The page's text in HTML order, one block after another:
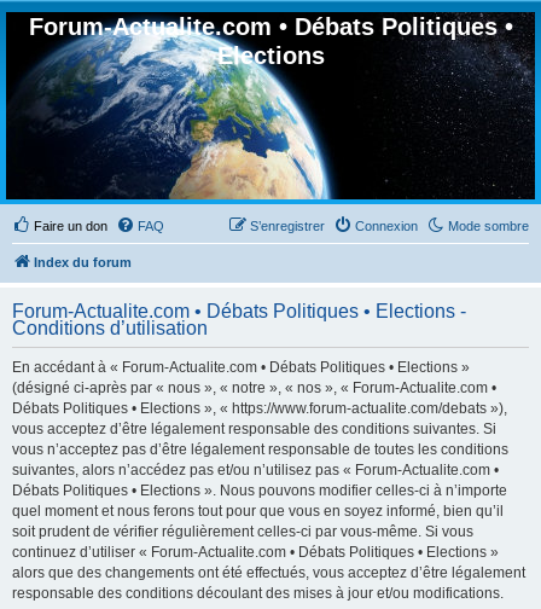
Forum-Actualite.com • Débats Politiques •
Elections
Faire un don Mode sombre
FAQ Connexion
S’enregistrer
Index du forum
Forum-Actualite.com • Débats Politiques • Elections -
Conditions d’utilisation
En accédant à « Forum-Actualite.com • Débats Politiques • Elections »
(désigné ci-après par « nous », « notre », « nos », « Forum-Actualite.com •
Débats Politiques • Elections », « https://www.forum-actualite.com/debats »),
vous acceptez d’être légalement responsable des conditions suivantes. Si
vous n’acceptez pas d’être légalement responsable de toutes les conditions
suivantes, alors n’accédez pas et/ou n’utilisez pas « Forum-Actualite.com •
Débats Politiques • Elections ». Nous pouvons modifier celles-ci à n’importe
quel moment et nous ferons tout pour que vous en soyez informé, bien qu’il
soit prudent de vérifier régulièrement celles-ci par vous-même. Si vous
continuez d’utiliser « Forum-Actualite.com • Débats Politiques • Elections »
alors que des changements ont été effectués, vous acceptez d’être légalement
responsable des conditions découlant des mises à jour et/ou modifications.